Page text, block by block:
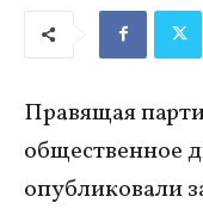
Правящая
общественное
опубликовали